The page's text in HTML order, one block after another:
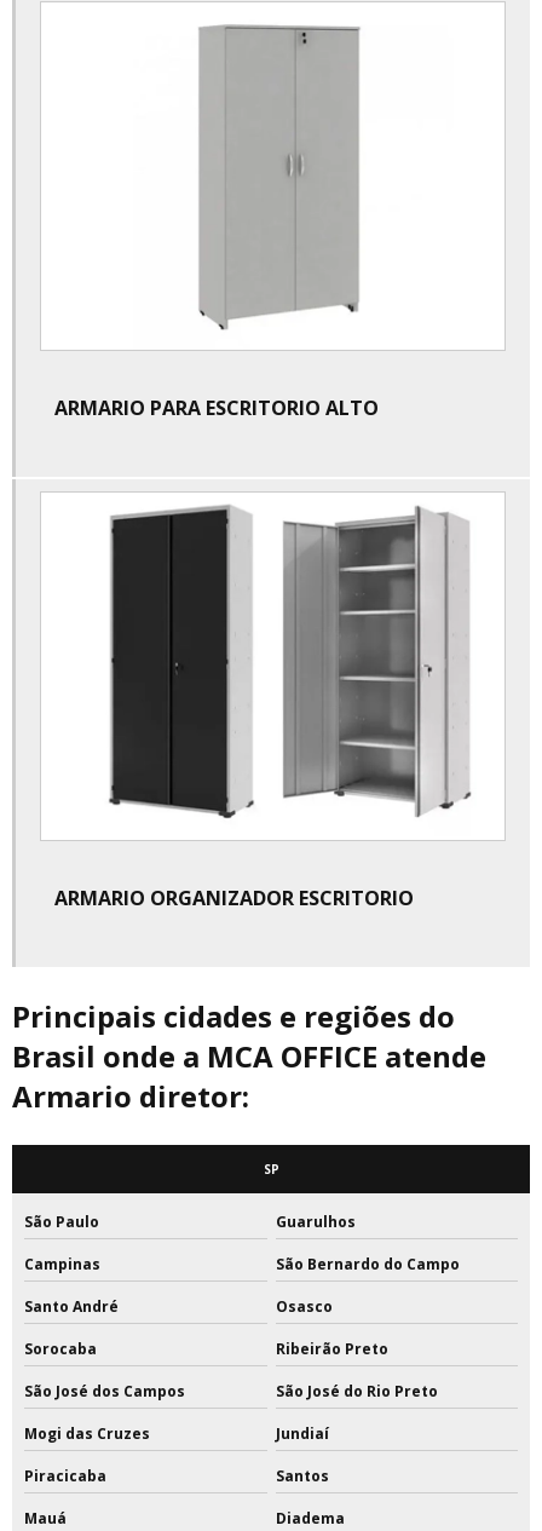
Mesa de escritorio para 4 pessoas
ARMARIO PARA ESCRITORIO ALTO
ARMARIO ORGANIZADOR ESCRITORIO
Principais cidades e regiões do
Brasil onde a MCA OFFICE atende
Armario diretor:
SP
São Paulo Guarulhos
Campinas São Bernardo do Campo
Santo André Osasco
Sorocaba Ribeirão Preto
São José dos Campos São José do Rio Preto
Mogi das Cruzes Jundiaí
Piracicaba Santos
Mauá Diadema